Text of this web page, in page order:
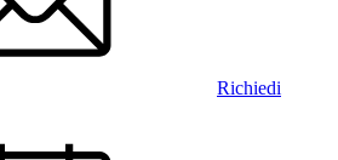
Richiedi